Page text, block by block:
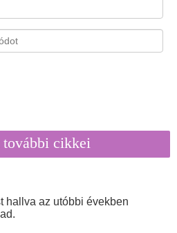
cikkei
hallva az utóbbi években